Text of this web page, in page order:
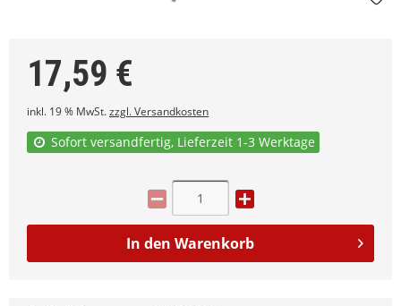
17,59 €
inkl. 19 % MwSt.zzgl. Versandkosten
Sofort versandfertig, Lieferzeit 1-3 Werktage
In den Warenkorb